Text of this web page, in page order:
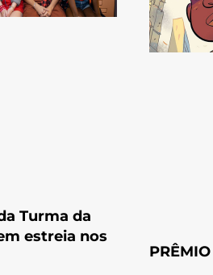
Turma da
estreia nos